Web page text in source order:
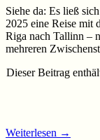
Siehe da: Es ließ
2025 eine Reise mit
Riga nach Tallinn –
mehreren
Dieser Beitrag
Weiterlesen →